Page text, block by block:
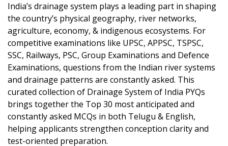
India’s drainage system plays a leading part in shaping
the country’s physical geography, river networks,
agriculture, economy, & indigenous ecosystems. For
competitive examinations like UPSC, APPSC, TSPSC,
SSC, Railways, PSC, Group Examinations and Defence
Examinations, questions from the Indian river systems
and drainage patterns are constantly asked. This
curated collection of Drainage System of India PYQs
brings together the Top 30 most anticipated and
constantly asked MCQs in both Telugu & English,
helping applicants strengthen conception clarity and
test-oriented preparation.